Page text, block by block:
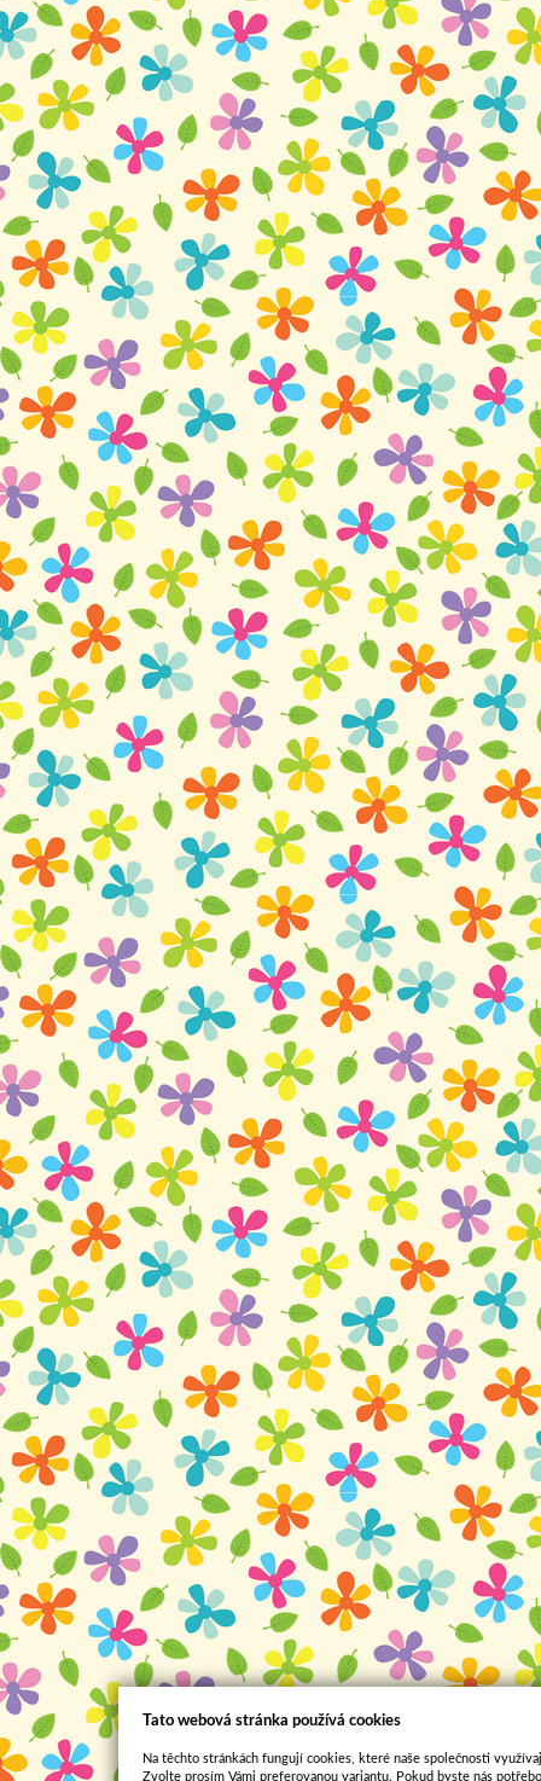
Tato webová stránka používá cookies
Na těchto stránkách fungují cookies, které naše společnosti
Zvolte prosím Vámi preferovanou variantu. Pokud byste nás